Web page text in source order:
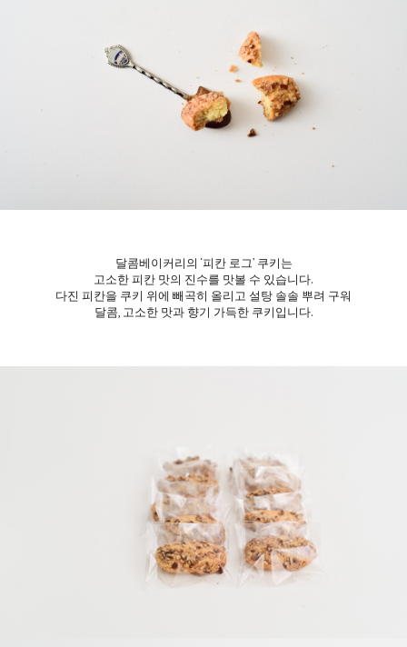
달콤베이커리의 ‘피칸 로그’ 쿠키는
고소한 피칸 맛의 진수를 맛볼 수 있습니다.
다진 피칸을 쿠키 위에 빼곡히 올리고 설탕 솔솔 뿌려 구워
달콤, 고소한 맛과 향기 가득한 쿠키입니다.